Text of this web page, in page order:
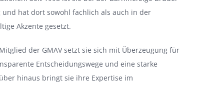
hat dort sowohl fachlich als auch in der
Akzente gesetzt.
der GMAV setzt sie sich mit Überzeugung für
Entscheidungswege und eine starke
hinaus bringt sie ihre Expertise im